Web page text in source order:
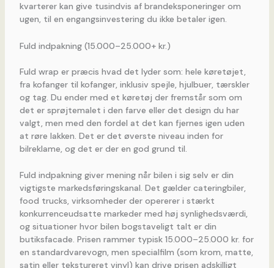
kvarterer kan give tusindvis af brandeksponeringer om
ugen, til en engangsinvestering du ikke betaler igen.
Fuld indpakning (15.000–25.000+ kr.)
Fuld wrap er præcis hvad det lyder som: hele køretøjet,
fra kofanger til kofanger, inklusiv spejle, hjulbuer, tærskler
og tag. Du ender med et køretøj der fremstår som om
det er sprøjtemalet i den farve eller det design du har
valgt, men med den fordel at det kan fjernes igen uden
at røre lakken. Det er det øverste niveau inden for
bilreklame, og det er der en god grund til.
Fuld indpakning giver mening når bilen i sig selv er din
vigtigste markedsføringskanal. Det gælder cateringbiler,
food trucks, virksomheder der opererer i stærkt
konkurrenceudsatte markeder med høj synlighedsværdi,
og situationer hvor bilen bogstaveligt talt er din
butiksfacade. Prisen rammer typisk 15.000–25.000 kr. for
en standardvarevogn, men specialfilm (som krom, matte,
satin eller tekstureret vinyl) kan drive prisen adskilligt